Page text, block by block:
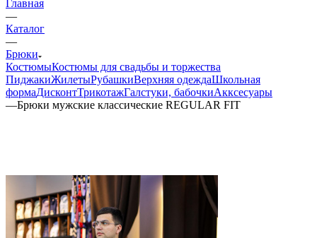
Главная
—
Каталог
—
Брюки
КостюмыКостюмы для свадьбы и торжества
ПиджакиЖилетыРубашкиВерхняя одеждаШкольная
формаДисконтТрикотажГалстуки, бабочкиАкксесуары
—Брюки мужские классические REGULAR FIT